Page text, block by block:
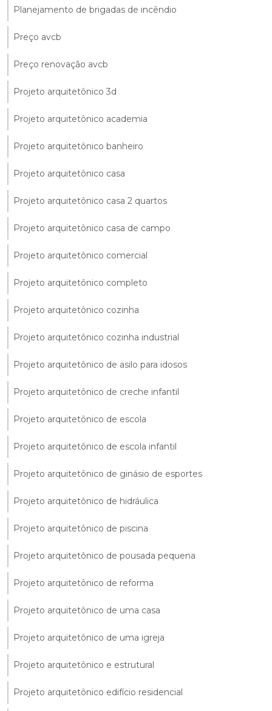
Planejamento de brigadas de incêndio
Preço avcb
Preço renovação avcb
Projeto arquitetônico 3d
Projeto arquitetônico academia
Projeto arquitetônico banheiro
Projeto arquitetônico casa
Projeto arquitetônico casa 2 quartos
Projeto arquitetônico casa de campo
Projeto arquitetônico comercial
Projeto arquitetônico completo
Projeto arquitetônico cozinha
Projeto arquitetônico cozinha industrial
Projeto arquitetônico de asilo para idosos
Projeto arquitetônico de creche infantil
Projeto arquitetônico de escola
Projeto arquitetônico de escola infantil
Projeto arquitetônico de ginásio de esportes
Projeto arquitetônico de hidráulica
Projeto arquitetônico de piscina
Projeto arquitetônico de pousada pequena
Projeto arquitetônico de reforma
Projeto arquitetônico de uma casa
Projeto arquitetônico de uma igreja
Projeto arquitetônico e estrutural
Projeto arquitetônico edifício residencial